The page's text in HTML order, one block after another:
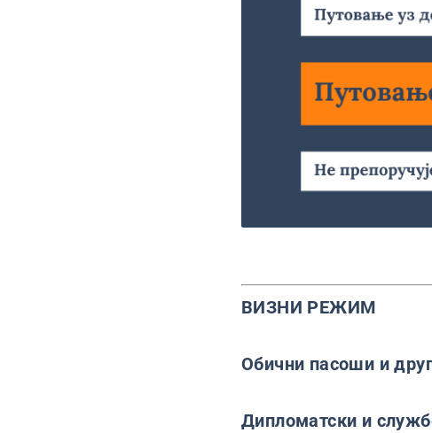
ВИЗНИ РЕЖИМ
Обични пасоши и
Дипломатски и